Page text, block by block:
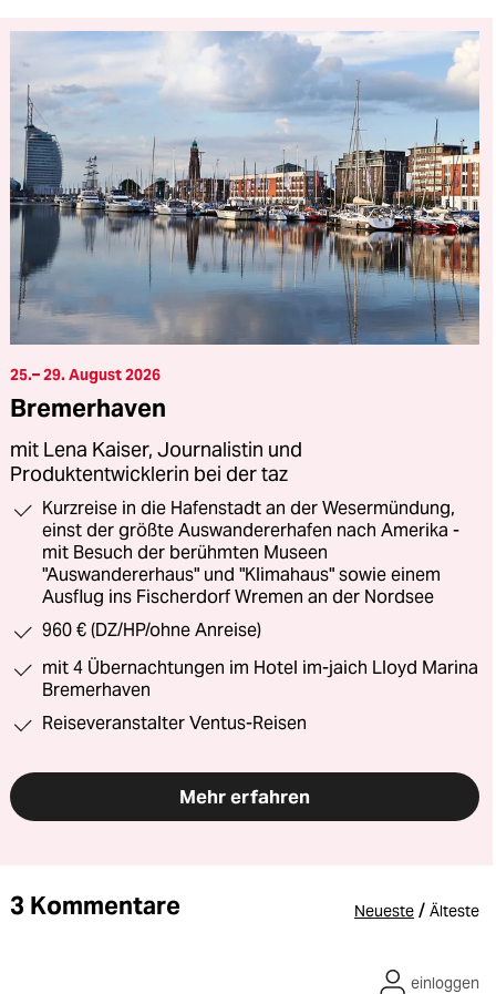
25.– 29. August 2026
Bremerhaven
mit Lena Kaiser, Journalistin und
Produktentwicklerin bei der taz
Kurzreise in die Hafenstadt an der Wesermündung,
einst der größte Auswandererhafen nach Amerika -
mit Besuch der berühmten Museen
"Auswandererhaus" und "Klimahaus" sowie einem
Ausflug ins Fischerdorf Wremen an der Nordsee
960 € (DZ/HP/ohne Anreise)
mit 4 Übernachtungen im Hotel im-jaich Lloyd Marina
Bremerhaven
Reiseveranstalter Ventus-Reisen
Mehr erfahren
3 Kommentare Neueste / Älteste
einloggen